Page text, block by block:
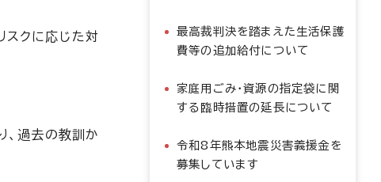
スクに応じた対
、過去の教訓か
最高裁判決を踏まえた生活保護
費等の追加給付について
家庭用ごみ・資源の指定袋に関
する臨時措置の延長について
令和8年熊本地震災害義援金を
募集しています